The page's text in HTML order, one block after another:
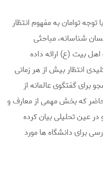
توجه توامان به مفهوم انتظار
شناسانه، مباحثی
اهل بیت (ع) ارائه داده
انتظار بیش از هر زمانی
برای گفتگوی عالمانه از
که بخش مهمی از معارف و
در عین تحلیلی بیان کرده
برای دانشگاه ها مورد